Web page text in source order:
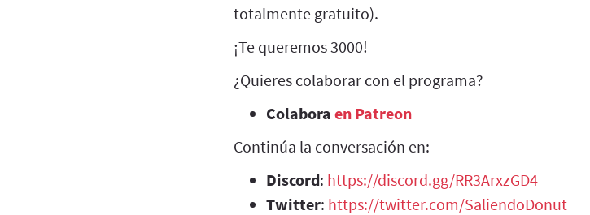
totalmente gratuito).
¡Te queremos 3000!
¿Quieres colaborar con el programa?
Colabora en Patreon
Continúa la conversación en:
Discord: https://discord.gg/RR3ArxzGD4
Twitter: https://twitter.com/SaliendoDonut